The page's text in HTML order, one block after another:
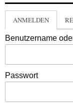
ANMELDEN
Benutzername
Passwort